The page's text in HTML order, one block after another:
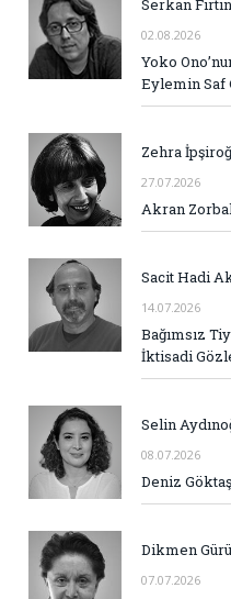
Serkan
02.08.2026
Yoko
Eylemin Saf
Zehra
27.07.2026
Akran
Sacit Hadi
14.07.2026
Bağımsız
İktisadi
Selin
08.07.2026
Deniz
Dikmen
07.07.2026